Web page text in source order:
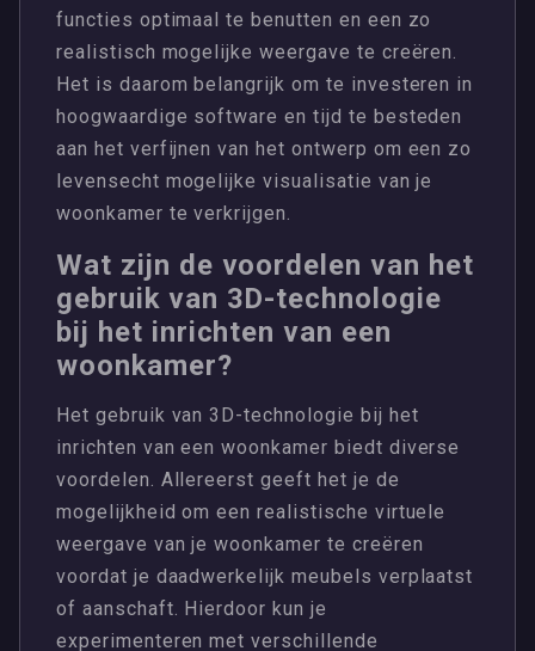
functies optimaal te benutten en een zo
realistisch mogelijke weergave te creëren.
Het is daarom belangrijk om te investeren in
hoogwaardige software en tijd te besteden
aan het verfijnen van het ontwerp om een zo
levensecht mogelijke visualisatie van je
woonkamer te verkrijgen.
Wat zijn de voordelen van het
gebruik van 3D-technologie
bij het inrichten van een
woonkamer?
Het gebruik van 3D-technologie bij het
inrichten van een woonkamer biedt diverse
voordelen. Allereerst geeft het je de
mogelijkheid om een realistische virtuele
weergave van je woonkamer te creëren
voordat je daadwerkelijk meubels verplaatst
of aanschaft. Hierdoor kun je
experimenteren met verschillende